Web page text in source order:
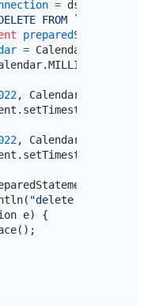
=
FROM
preparedStatement
=
, Calendar.APRIL,
, Calendar.APRIL,
"delete "
e) {